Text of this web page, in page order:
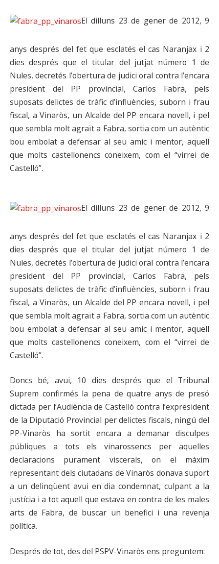
El dilluns 23 de gener de 2012, 9
anys després del fet que esclatés el cas Naranjax i 2
dies després que el titular del jutjat número 1 de
Nules, decretés l’obertura de judici oral contra l’encara
president del PP provincial, Carlos Fabra, pels
suposats delictes de tràfic d’influències, suborn i frau
fiscal, a Vinaròs, un Alcalde del PP encara novell, i pel
que sembla molt agraït a Fabra, sortia com un autèntic
bou embolat a defensar al seu amic i mentor, aquell
que molts castellonencs coneixem, com el “virrei de
Castelló”.
El dilluns 23 de gener de 2012, 9
anys després del fet que esclatés el cas Naranjax i 2
dies després que el titular del jutjat número 1 de
Nules, decretés l’obertura de judici oral contra l’encara
president del PP provincial, Carlos Fabra, pels
suposats delictes de tràfic d’influències, suborn i frau
fiscal, a Vinaròs, un Alcalde del PP encara novell, i pel
que sembla molt agraït a Fabra, sortia com un autèntic
bou embolat a defensar al seu amic i mentor, aquell
que molts castellonencs coneixem, com el “virrei de
Castelló”.
Doncs bé, avui, 10 dies després que el Tribunal
Suprem confirmés la pena de quatre anys de presó
dictada per l’Audiència de Castelló contra l’expresident
de la Diputació Provincial per delictes fiscals, ningú del
PP-Vinaròs ha sortit encara a demanar disculpes
públiques a tots els vinarossencs per aquelles
declaracions purament viscerals, on el màxim
representant dels ciutadans de Vinaròs donava suport
a un delinqüent avui en dia condemnat, culpant a la
justícia i a tot aquell que estava en contra de les males
arts de Fabra, de buscar un benefici i una revenja
política.
Després de tot, des del PSPV-Vinaròs ens preguntem: